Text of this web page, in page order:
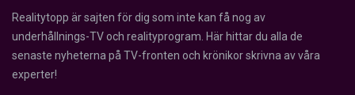
Realitytopp är sajten för dig som inte kan få nog av
underhållnings-TV och realityprogram. Här hittar du alla de
senaste nyheterna på TV-fronten och krönikor skrivna av våra
experter!